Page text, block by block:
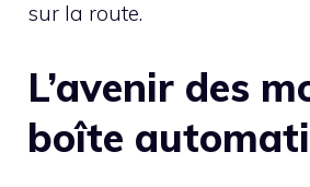
sur la route.
L’avenir des
boîte